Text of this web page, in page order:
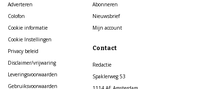
Adverteren
Colofon
Cookie informatie
Cookie Instellingen
Privacy beleid
Disclaimer/vrijwaring
Leveringsvoorwaarden
Gebruiksvoorwaarden
Abonneren
Nieuwsbrief
Mijn account
Contact
Redactie
Spaklerweg 53